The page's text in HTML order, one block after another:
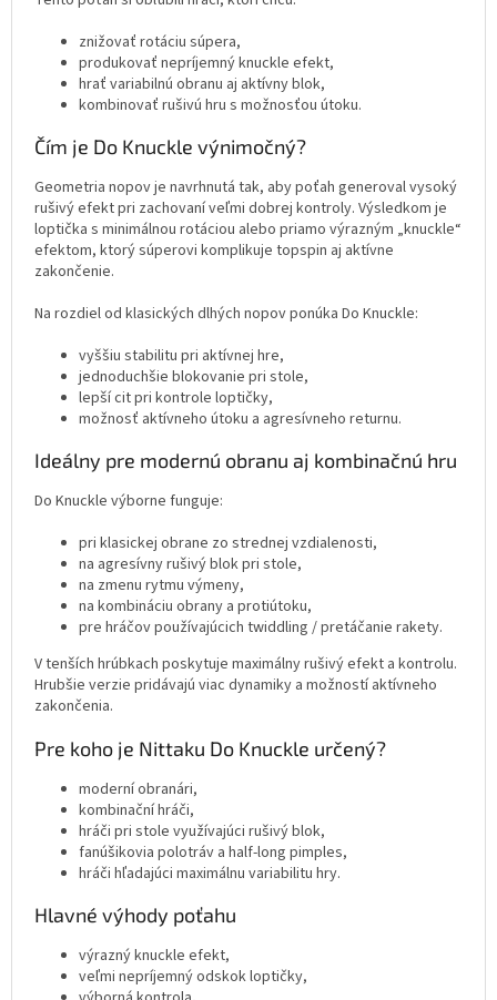
znižovať rotáciu súpera,
produkovať nepríjemný knuckle efekt,
hrať variabilnú obranu aj aktívny blok,
kombinovať rušivú hru s možnosťou útoku.
Čím je Do Knuckle výnimočný?
Geometria nopov je navrhnutá tak, aby poťah generoval vysoký
rušivý efekt pri zachovaní veľmi dobrej kontroly. Výsledkom je
loptička s minimálnou rotáciou alebo priamo výrazným „knuckle“
efektom, ktorý súperovi komplikuje topspin aj aktívne
zakončenie.
Na rozdiel od klasických dlhých nopov ponúka Do Knuckle:
vyššiu stabilitu pri aktívnej hre,
jednoduchšie blokovanie pri stole,
lepší cit pri kontrole loptičky,
možnosť aktívneho útoku a agresívneho returnu.
Ideálny pre modernú obranu aj kombinačnú hru
Do Knuckle výborne funguje:
pri klasickej obrane zo strednej vzdialenosti,
na agresívny rušivý blok pri stole,
na zmenu rytmu výmeny,
na kombináciu obrany a protiútoku,
pre hráčov používajúcich twiddling / pretáčanie rakety.
V tenších hrúbkach poskytuje maximálny rušivý efekt a kontrolu.
Hrubšie verzie pridávajú viac dynamiky a možností aktívneho
zakončenia.
Pre koho je Nittaku Do Knuckle určený?
moderní obranári,
kombinační hráči,
hráči pri stole využívajúci rušivý blok,
fanúšikovia polotráv a half-long pimples,
hráči hľadajúci maximálnu variabilitu hry.
Hlavné výhody poťahu
výrazný knuckle efekt,
veľmi nepríjemný odskok loptičky,